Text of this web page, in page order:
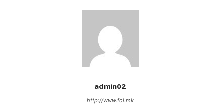
admin02
http://www.fol.mk